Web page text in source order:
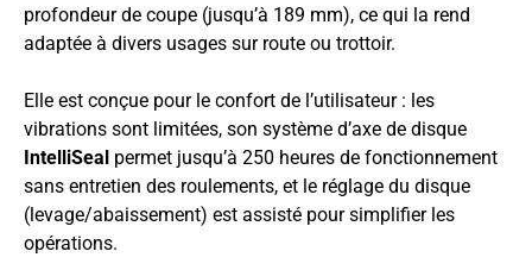
profondeur de coupe (jusqu’à 189 mm), ce qui la rend
adaptée à divers usages sur route ou trottoir.
Elle est conçue pour le confort de l’utilisateur : les
vibrations sont limitées, son système d’axe de disque
IntelliSeal permet jusqu’à 250 heures de fonctionnement
sans entretien des roulements, et le réglage du disque
(levage/abaissement) est assisté pour simplifier les
opérations.